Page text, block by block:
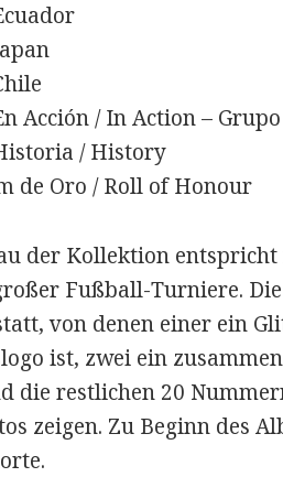
Acción / In Action – Grupo
/ History
de Oro / Roll of Honour
der Kollektion entspricht
Fußball-Turniere.
von denen einer ein
ist, zwei ein
die restlichen 20
zeigen. Zu Beginn des